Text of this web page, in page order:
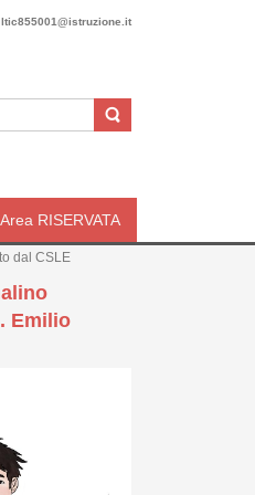
ltic855001@istruzione.it
Area RISERVATA
dal CSLE
Emilio